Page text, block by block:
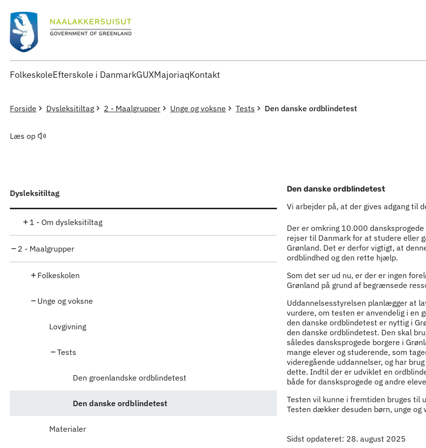
FolkeskoleEfterskole i DanmarkGUXMajoriaqKontakt
Forside Dysleksitiltag 2 - Maalgrupper Unge og voksne Tests Den danske ordblindetest
Læs op
Den danske ordblindetest
Vi arbejder på, at der gives adgang til
Indhold
Der er omkring 10.000
rejser til Danmark for at studere eller
Grønland. Det er derfor vigtigt, at
ordblindhed og den rette hjælp.
Som det ser ud nu, er der er ingen
Grønland på grund af begrænsede
Uddannelsesstyrelsen planlægger at
vurdere, om testen er anvendelig i en
den danske ordblindetest er nyttig i
den danske ordblindetest. Den skal
således dansksprogede borgere i
mange elever og studerende, som
videregående uddannelser, og har
dette. Indtil der er udviklet en
både for dansksprogede og andre
Testen vil kunne i fremtiden bruges til
Testen dækker desuden børn, unge og
Sidst opdateret: 28. august 2025
Dysleksitiltag
1 - Om dysleksitiltag
2 - Maalgrupper
Folkeskolen
Unge og voksne
Lovgivning
Tests
Den groenlandske ordblindetest
Den danske ordblindetest
Materialer